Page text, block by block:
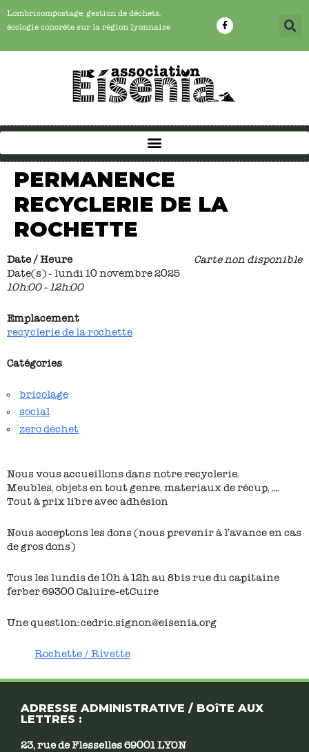
Lombricompostage, gestion de déchets,
écologie concrête sur la région lyonnaise
PERMANENCE
RECYCLERIE DE LA
ROCHETTE
Carte non disponible
Date / Heure
Date(s) - lundi 10 novembre 2025
10h:00 - 12h:00
Emplacement
recyclerie de la rochette
Catégories
bricolage
social
zero déchet
Nous vous accueillons dans notre recyclerie.
Meubles, objets en tout genre, materiaux de récup, ….
Tout à prix libre avec adhésion
Nous acceptons les dons (nous prevenir à l’avance en cas
de gros dons)
Tous les lundis de 10h à 12h au 8bis rue du capitaine
ferber 69300 Caluire-etCuire
Une question: cedric.signon@eisenia.org
Rochette / Rivette
ADRESSE ADMINISTRATIVE / BOîTE AUX
LETTRES :
23, rue de Flesselles 69001 LYON